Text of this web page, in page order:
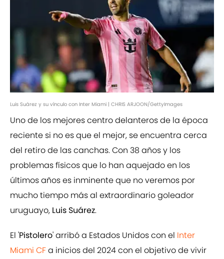
Luis Suárez y su vínculo con Inter Miami | CHRIS ARJOON/GettyImages
Uno de los mejores centro delanteros de la época
reciente si no es que el mejor, se encuentra cerca
del retiro de las canchas. Con 38 años y los
problemas físicos que lo han aquejado en los
últimos años es inminente que no veremos por
mucho tiempo más al extraordinario goleador
uruguayo, Luis Suárez.
El 'Pistolero' arribó a Estados Unidos con el Inter
Miami CFa inicios del 2024 con el objetivo de vivir